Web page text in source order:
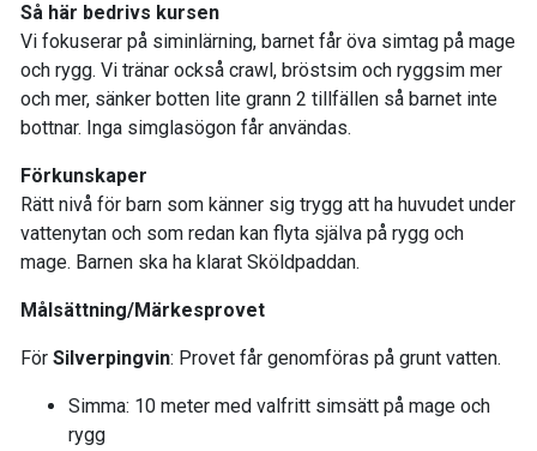
Så här bedrivs kursen
Vi fokuserar på siminlärning, barnet får öva simtag på mage
och rygg. Vi tränar också crawl, bröstsim och ryggsim mer
och mer, sänker botten lite grann 2 tillfällen så barnet inte
bottnar. Inga simglasögon får användas.
Förkunskaper
Rätt nivå för barn som känner sig trygg att ha huvudet under
vattenytan och som redan kan flyta själva på rygg och
mage. Barnen ska ha klarat Sköldpaddan.
Målsättning/Märkesprovet
För Silverpingvin: Provet får genomföras på grunt vatten.
Simma: 10 meter med valfritt simsätt på mage och
rygg